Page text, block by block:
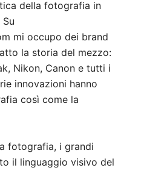
della fotografia in
mi occupo dei brand
la storia del mezzo:
Nikon, Canon e tutti i
innovazioni hanno
così come la
fotografia, i grandi
il linguaggio visivo del